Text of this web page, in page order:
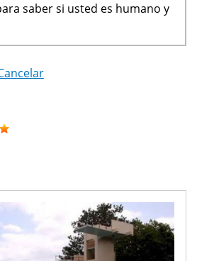
saber si usted es humano y